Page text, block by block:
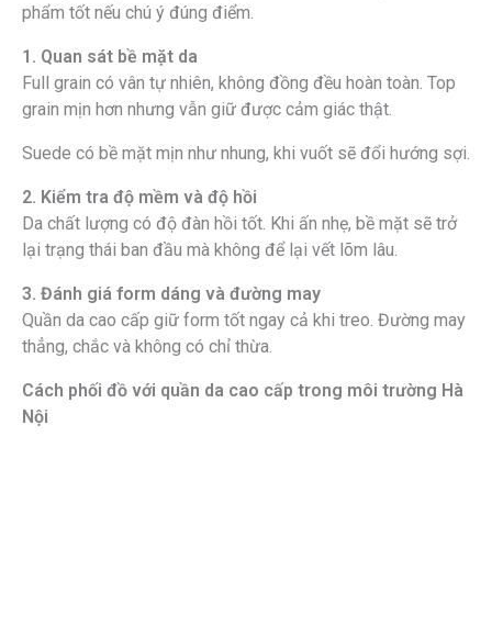
phẩm tốt nếu chú ý đúng điểm.
1. Quan sát bề mặt da
Full grain có vân tự nhiên, không đồng đều hoàn toàn. Top
grain mịn hơn nhưng vẫn giữ được cảm giác thật.
Suede có bề mặt mịn như nhung, khi vuốt sẽ đổi hướng sợi.
2. Kiểm tra độ mềm và độ hồi
Da chất lượng có độ đàn hồi tốt. Khi ấn nhẹ, bề mặt sẽ trở
lại trạng thái ban đầu mà không để lại vết lõm lâu.
3. Đánh giá form dáng và đường may
Quần da cao cấp giữ form tốt ngay cả khi treo. Đường may
thẳng, chắc và không có chỉ thừa.
Cách phối đồ với quần da cao cấp trong môi trường Hà
Nội